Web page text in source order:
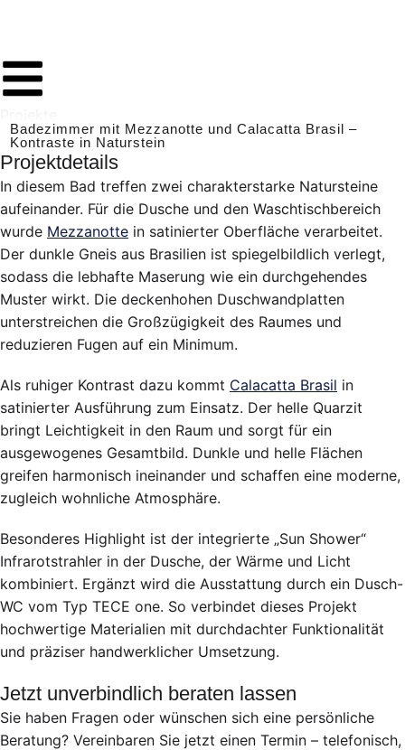
Badezimmer mit Mezzanotte und Calacatta Brasil –
Kontraste in Naturstein
Projektdetails
In diesem Bad treffen zwei charakterstarke Natursteine
aufeinander. Für die Dusche und den Waschtischbereich
wurde Mezzanotte in satinierter Oberfläche verarbeitet.
Der dunkle Gneis aus Brasilien ist spiegelbildlich verlegt,
sodass die lebhafte Maserung wie ein durchgehendes
Muster wirkt. Die deckenhohen Duschwandplatten
unterstreichen die Großzügigkeit des Raumes und
reduzieren Fugen auf ein Minimum.
Als ruhiger Kontrast dazu kommt Calacatta Brasil in
satinierter Ausführung zum Einsatz. Der helle Quarzit
bringt Leichtigkeit in den Raum und sorgt für ein
ausgewogenes Gesamtbild. Dunkle und helle Flächen
greifen harmonisch ineinander und schaffen eine moderne,
zugleich wohnliche Atmosphäre.
Besonderes Highlight ist der integrierte „Sun Shower“
Infrarotstrahler in der Dusche, der Wärme und Licht
kombiniert. Ergänzt wird die Ausstattung durch ein Dusch-
WC vom Typ TECE one. So verbindet dieses Projekt
hochwertige Materialien mit durchdachter Funktionalität
und präziser handwerklicher Umsetzung.
Jetzt unverbindlich beraten lassen
Sie haben Fragen oder wünschen sich eine persönliche
Beratung? Vereinbaren Sie jetzt einen Termin – telefonisch,